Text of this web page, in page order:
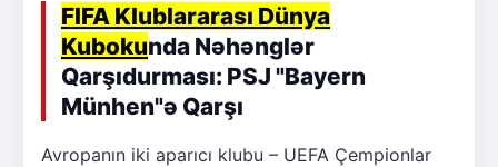
FIFA Klublararası Dünya
Kubokunda Nəhənglər
Qarşıdurması: PSJ "Bayern
Münhen"ə Qarşı
Avropanın iki aparıcı klubu – UEFA Çempionlar